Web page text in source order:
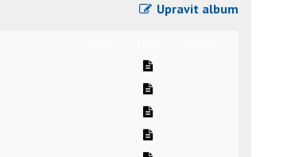
Upravit album